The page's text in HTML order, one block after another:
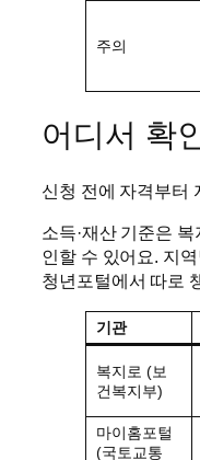
주의
어디서 확
신청 전에 자격부터
소득·재산 기준은
인할 수 있어요. 지
청년포털에서 따로
기관
복지로 (보
건복지부)
마이홈포털
(국토교통